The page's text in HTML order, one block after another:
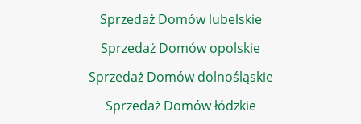
Sprzedaż Domów lubelskie
Sprzedaż Domów opolskie
Sprzedaż Domów dolnośląskie
Sprzedaż Domów łódzkie